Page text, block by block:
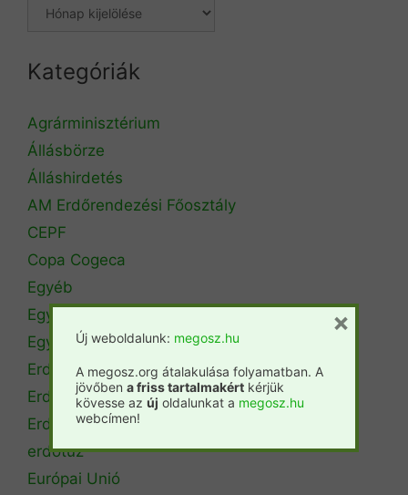
Kategóriák
Agrárminisztérium
Állásbörze
Álláshirdetés
AM Erdőrendezési Főosztály
CEPF
Copa Cogeca
Egyéb
Egyetemi hírek
Egyetemi szintű oktatás
Erdészeti szakszemélyzet
Erdőtérkép
Erdőtörvény
erdőtűz
Európai Unió
Új weboldalunk: megosz.hu
A megosz.org átalakulása folyamatban. A
jövőben a friss tartalmakért kérjük
kövesse az új oldalunkat a megosz.hu
webcímen!
×